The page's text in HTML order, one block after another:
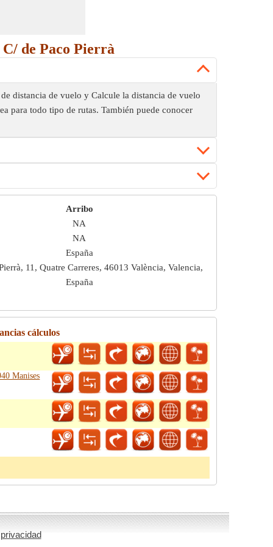
de Paco Pierrà
distancia de vuelo y Calcule la distancia de vuelo
para todo tipo de rutas. También puede conocer
Arribo
NA
NA
España
11, Quatre Carreres, 46013 València, Valencia,
España
cálculos
Manises